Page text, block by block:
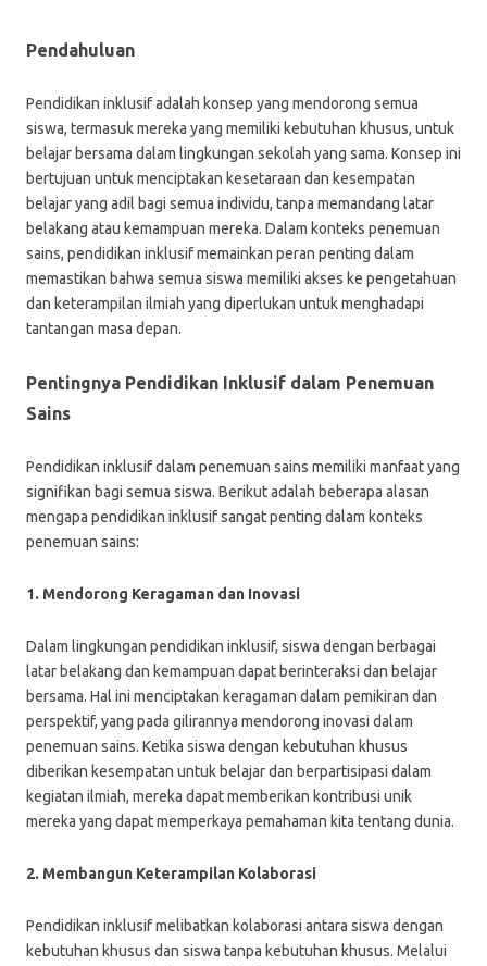
Pendahuluan
Pendidikan inklusif adalah konsep yang mendorong semua
siswa, termasuk mereka yang memiliki kebutuhan khusus, untuk
belajar bersama dalam lingkungan sekolah yang sama. Konsep ini
bertujuan untuk menciptakan kesetaraan dan kesempatan
belajar yang adil bagi semua individu, tanpa memandang latar
belakang atau kemampuan mereka. Dalam konteks penemuan
sains, pendidikan inklusif memainkan peran penting dalam
memastikan bahwa semua siswa memiliki akses ke pengetahuan
dan keterampilan ilmiah yang diperlukan untuk menghadapi
tantangan masa depan.
Pentingnya Pendidikan Inklusif dalam Penemuan
Sains
Pendidikan inklusif dalam penemuan sains memiliki manfaat yang
signifikan bagi semua siswa. Berikut adalah beberapa alasan
mengapa pendidikan inklusif sangat penting dalam konteks
penemuan sains:
1. Mendorong Keragaman dan Inovasi
Dalam lingkungan pendidikan inklusif, siswa dengan berbagai
latar belakang dan kemampuan dapat berinteraksi dan belajar
bersama. Hal ini menciptakan keragaman dalam pemikiran dan
perspektif, yang pada gilirannya mendorong inovasi dalam
penemuan sains. Ketika siswa dengan kebutuhan khusus
diberikan kesempatan untuk belajar dan berpartisipasi dalam
kegiatan ilmiah, mereka dapat memberikan kontribusi unik
mereka yang dapat memperkaya pemahaman kita tentang dunia.
2. Membangun Keterampilan Kolaborasi
Pendidikan inklusif melibatkan kolaborasi antara siswa dengan
kebutuhan khusus dan siswa tanpa kebutuhan khusus. Melalui